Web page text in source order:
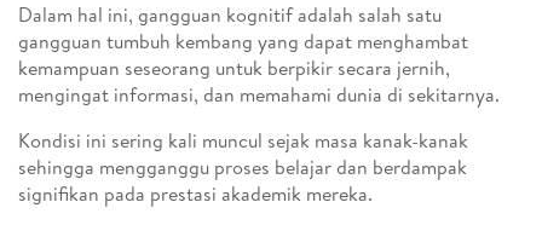
Dalam hal ini, gangguan kognitif adalah salah satu
gangguan tumbuh kembang yang dapat menghambat
kemampuan seseorang untuk berpikir secara jernih,
mengingat informasi, dan memahami dunia di sekitarnya.
Kondisi ini sering kali muncul sejak masa kanak-kanak
sehingga mengganggu proses belajar dan berdampak
signifikan pada prestasi akademik mereka.